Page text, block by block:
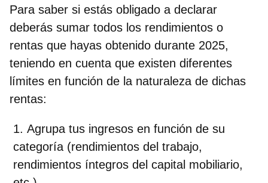
Para saber si estás obligado a declarar
deberás sumar todos los rendimientos o
rentas que hayas obtenido durante 2025,
teniendo en cuenta que existen diferentes
límites en función de la naturaleza de dichas
rentas:
Agrupa tus ingresos en función de su
categoría (rendimientos del trabajo,
rendimientos íntegros del capital mobiliario,